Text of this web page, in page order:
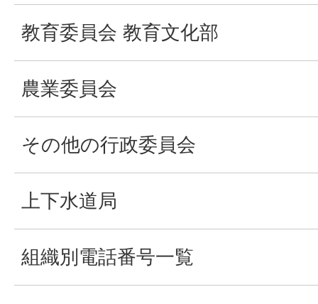
教育委員会 教育文化部
農業委員会
その他の行政委員会
上下水道局
組織別電話番号一覧